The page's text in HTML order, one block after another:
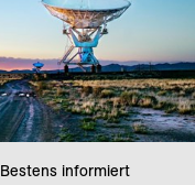
Bestens informiert